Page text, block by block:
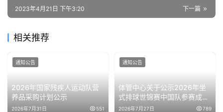
下一篇
2023年4月21日 下午3:20
相关推荐
2026年国家残疾人运动队营
养品采购计划公示
2026年7月31日 551
通知公告
体管中心关于公示2026年坐
式排球世锦赛中国队参赛成绩
的通知
2026年7月27日 789
通知公告